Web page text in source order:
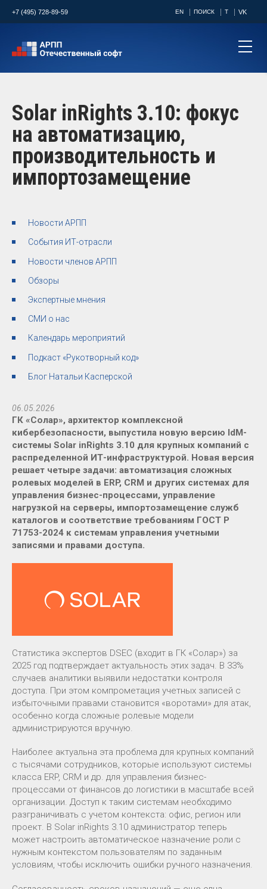
+7 (495) 728-89-59 EN ПОИСК T VK
Solar inRights 3.10: фокус
на автоматизацию,
производительность и
импортозамещение
Новости АРПП
События ИТ-отрасли
Новости членов АРПП
Обзоры
Экспертные мнения
СМИ о нас
Календарь мероприятий
Подкаст «Рукотворный код»
Блог Натальи Касперской
06.05.2026
ГК «Солар», архитектор комплексной
кибербезопасности, выпустила новую версию IdM-
системы Solar inRights 3.10 для крупных компаний с
распределенной ИТ-инфраструктурой. Новая версия
решает четыре задачи: автоматизация сложных
ролевых моделей в ERP, CRM и других системах для
управления бизнес-процессами, управление
нагрузкой на серверы, импортозамещение служб
каталогов и соответствие требованиям ГОСТ Р
71753-2024 к системам управления учетными
записями и правами доступа.
Статистика экспертов DSEC (входит в ГК «Солар») за
2025 год подтверждает актуальность этих задач. В 33%
случаев аналитики выявили недостатки контроля
доступа. При этом компрометация учетных записей с
избыточными правами становится «воротами» для атак,
особенно когда сложные ролевые модели
администрируются вручную.
Наиболее актуальна эта проблема для крупных компаний
с тысячами сотрудников, которые используют системы
класса ERP, CRM и др. для управления бизнес-
процессами от финансов до логистики в масштабе всей
организации. Доступ к таким системам необходимо
разграничивать с учетом контекста: офис, регион или
проект. В Solar inRights 3.10 администратор теперь
может настроить автоматическое назначение роли с
нужным контекстом пользователям по заданным
условиям, чтобы исключить ошибки ручного назначения.